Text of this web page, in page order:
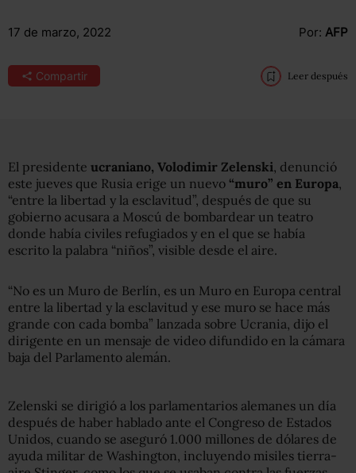
17 de marzo, 2022 Por: AFP
Compartir Leer después
El presidente ucraniano, Volodimir Zelenski, denunció
este jueves que Rusia erige un nuevo “muro” en Europa,
“entre la libertad y la esclavitud”, después de que su
gobierno acusara a Moscú de bombardear un teatro
donde había civiles refugiados y en el que se había
escrito la palabra “niños”, visible desde el aire.
“No es un Muro de Berlín, es un Muro en Europa central
entre la libertad y la esclavitud y ese muro se hace más
grande con cada bomba” lanzada sobre Ucrania, dijo el
dirigente en un mensaje de video difundido en la cámara
baja del Parlamento alemán.
Zelenski se dirigió a los parlamentarios alemanes un día
después de haber hablado ante el Congreso de Estados
Unidos, cuando se aseguró 1.000 millones de dólares de
ayuda militar de Washington, incluyendo misiles tierra-